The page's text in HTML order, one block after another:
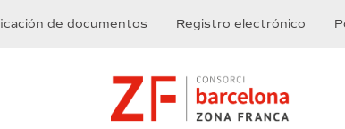
de documentos Registro electrónico